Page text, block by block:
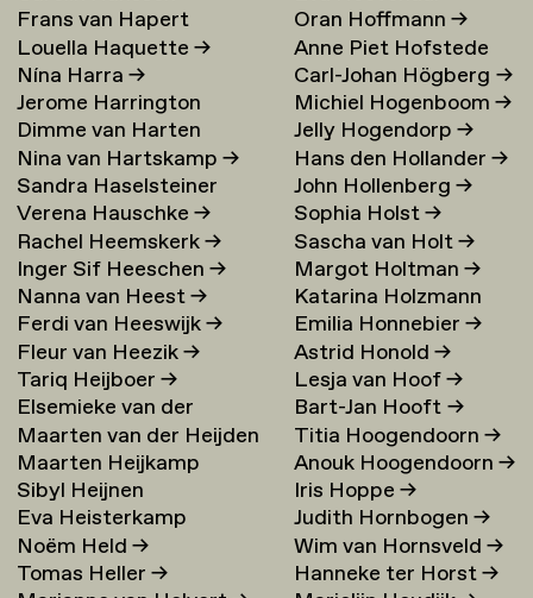
Frans van Hapert
Louella Haquette→
Nína Harra→
Jerome Harrington
Dimme van Harten
Nina van Hartskamp→
Sandra Haselsteiner
Verena Hauschke→
Rachel Heemskerk→
Inger Sif Heeschen→
Nanna van Heest→
Ferdi van Heeswijk→
Fleur van Heezik→
Tariq Heijboer→
Elsemieke van der
Heijden→
Maarten van der Heijden
→
Maarten Heijkamp
Sibyl Heijnen
Eva Heisterkamp
Noëm Held→
Tomas Heller→
Oran Hoffmann→
Anne Piet Hofstede
Carl-Johan Högberg→
Michiel Hogenboom→
Jelly Hogendorp→
Hans den Hollander→
John Hollenberg→
Sophia Holst→
Sascha van Holt→
Margot Holtman→
Katarina Holzmann
Ekholm→
Emilia Honnebier→
Astrid Honold→
Lesja van Hoof→
Bart-Jan Hooft→
Titia Hoogendoorn→
Anouk Hoogendoorn→
Iris Hoppe→
Judith Hornbogen→
Wim van Hornsveld→
Hanneke ter Horst→